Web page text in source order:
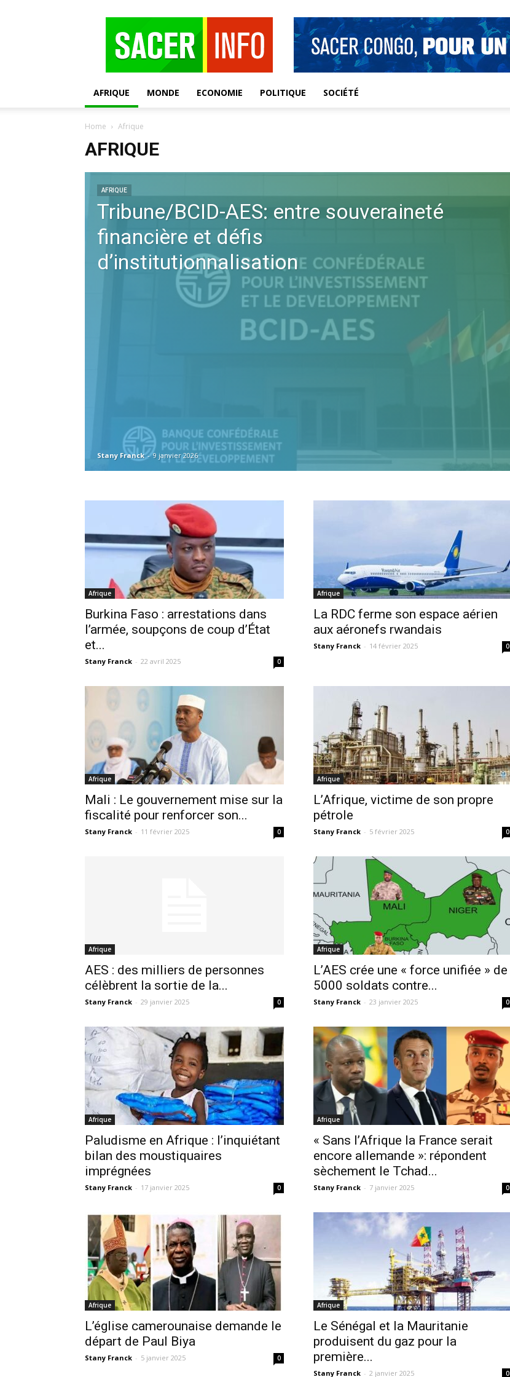
AFRIQUE MONDE ECONOMIE POLITIQUE SOCIÉTÉ
Home Afrique
AFRIQUE
AFRIQUE
Tribune/BCID-AES: entre souveraineté
financière et défis
d’institutionnalisation
Stany Franck - 9 janvier 2026
Afrique
Burkina Faso : arrestations dans
l’armée, soupçons de coup d’État
et...
Stany Franck - 22 avril 2025 0
Afrique
La RDC ferme son espace aérien
aux aéronefs rwandais
Stany Franck - 14 février 2025 0
Afrique
Mali : Le gouvernement mise sur la
fiscalité pour renforcer son...
Stany Franck - 11 février 2025 0
Afrique
L’Afrique, victime de son propre
pétrole
Stany Franck - 5 février 2025 0
Afrique
AES : des milliers de personnes
célèbrent la sortie de la...
Stany Franck - 29 janvier 2025 0
Afrique
L’AES crée une « force unifiée » de
5000 soldats contre...
Stany Franck - 23 janvier 2025 0
Afrique
Paludisme en Afrique : l’inquiétant
bilan des moustiquaires
imprégnées
Stany Franck - 17 janvier 2025 0
Afrique
« Sans l’Afrique la France serait
encore allemande »: répondent
sèchement le Tchad...
Stany Franck - 7 janvier 2025 0
Afrique
L’église camerounaise demande le
départ de Paul Biya
Stany Franck - 5 janvier 2025 0
Afrique
Le Sénégal et la Mauritanie
produisent du gaz pour la
première...
Stany Franck - 2 janvier 2025 0